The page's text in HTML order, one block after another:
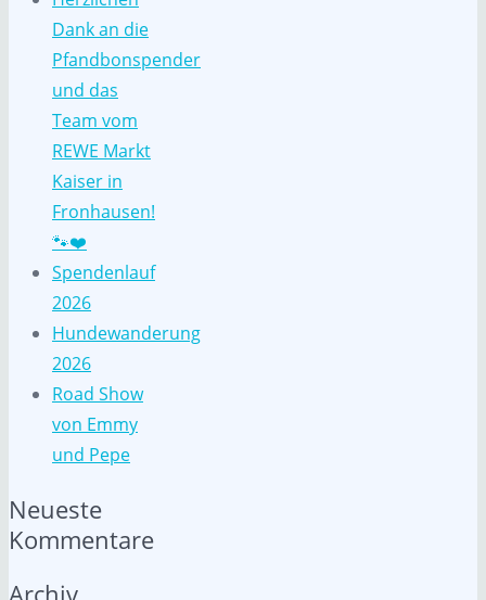
Dank an die
Pfandbonspender
und das
Team vom
REWE Markt
Kaiser in
Fronhausen!
🐾❤️
Spendenlauf
2026
Hundewanderung
2026
Road Show
von Emmy
und Pepe
Neueste
Kommentare
Archiv